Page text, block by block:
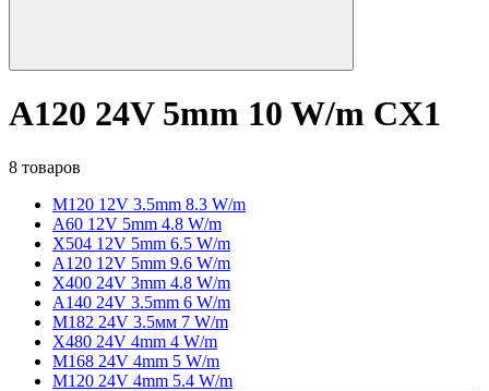
A120 24V 5mm 10 W/m CX1
8 товаров
M120 12V 3.5mm 8.3 W/m
A60 12V 5mm 4.8 W/m
X504 12V 5mm 6.5 W/m
A120 12V 5mm 9.6 W/m
X400 24V 3mm 4.8 W/m
A140 24V 3.5mm 6 W/m
M182 24V 3.5мм 7 W/m
X480 24V 4mm 4 W/m
M168 24V 4mm 5 W/m
M120 24V 4mm 5.4 W/m